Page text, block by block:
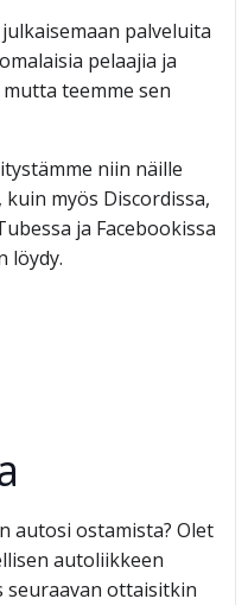
palveluita
pelaajia ja
teemme sen
niin näille
, kuin myös Discordissa,
ja Facebookissa
löydy.
autosi ostamista? Olet
autoliikkeen
seuraavan ottaisitkin